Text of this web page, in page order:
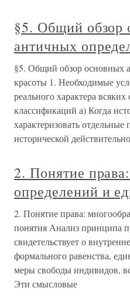
§5. Общий обзор
античных
§5. Общий обзор основных
красоты 1. Необходимые
реального характера
классификаций а) Когда
характеризовать
исторической
2. Понятие
определений и
2. Понятие права:
понятия Анализ принципа
свидетельствует о
формального равенства,
меры свободы индивидов,
Эти смысловые